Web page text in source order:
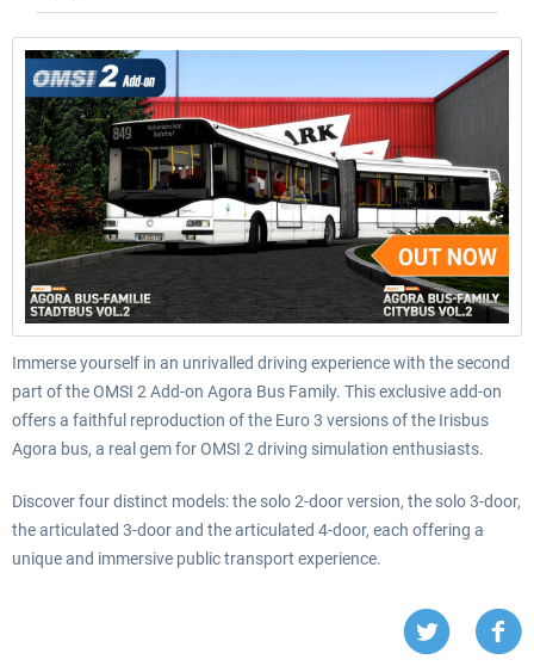
Immerse yourself in an unrivalled driving experience with the second
part of the OMSI 2 Add-on Agora Bus Family. This exclusive add-on
offers a faithful reproduction of the Euro 3 versions of the Irisbus
Agora bus, a real gem for OMSI 2 driving simulation enthusiasts.
Discover four distinct models: the solo 2-door version, the solo 3-door,
the articulated 3-door and the articulated 4-door, each offering a
unique and immersive public transport experience.